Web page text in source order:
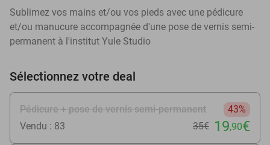
Sublimez vos mains et/ou vos pieds avec une pédicure
et/ou manucure accompagnée d'une pose de vernis semi-
permanent à l'institut Yule Studio
Sélectionnez votre deal
Pédicure + pose de vernis semi-permanent
43%
Vendu : 83
35€ 19,90€